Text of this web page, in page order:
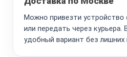
Можно привезти устройство
или передать через курьера.
удобный вариант без лишних